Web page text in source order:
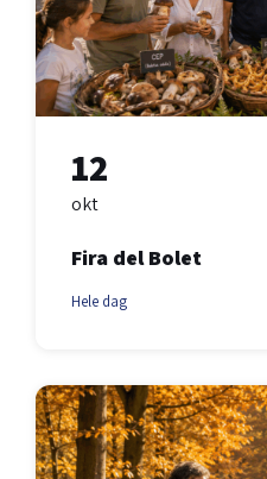
12
okt
Fira del Bolet
Hele dag